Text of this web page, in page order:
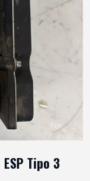
Tipo 3